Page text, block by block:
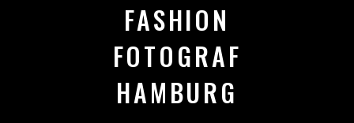
FASHION
FOTOGRAF
HAMBURG